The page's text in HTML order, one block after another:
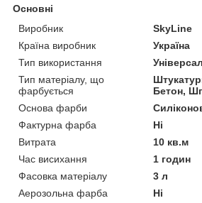
Основні
Виробник
SkyLine
Країна виробник
Україна
Тип використання
Тип матеріалу, що
фарбується
Бетон,
Основа фарби
Фактурна фарба
Ні
Витрата
10 кв.м
Час висихання
1 годин
Фасовка матеріалу
3 л
Аерозольна фарба
Ні